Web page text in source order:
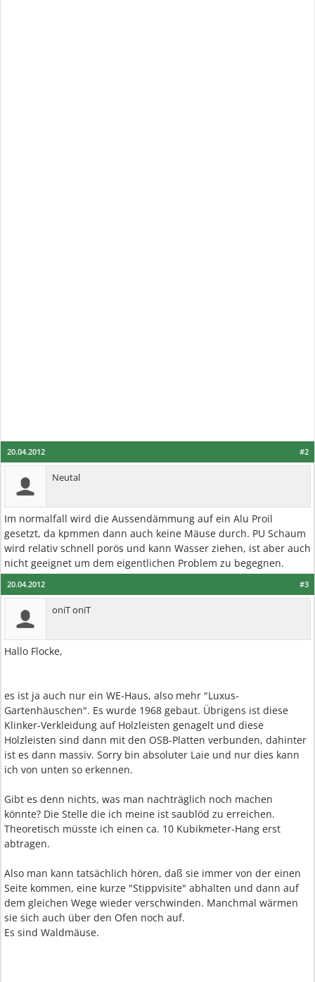
#2
20.04.2012
Neutal
Im normalfall wird die Aussendämmung auf ein Alu Proil
gesetzt, da kpmmen dann auch keine Mäuse durch. PU Schaum
wird relativ schnell porös und kann Wasser ziehen, ist aber auch
nicht geeignet um dem eigentlichen Problem zu begegnen.
#3
20.04.2012
oniT oniT
Hallo Flocke,
es ist ja auch nur ein WE-Haus, also mehr "Luxus-
Gartenhäuschen". Es wurde 1968 gebaut. Übrigens ist diese
Klinker-Verkleidung auf Holzleisten genagelt und diese
Holzleisten sind dann mit den OSB-Platten verbunden, dahinter
ist es dann massiv. Sorry bin absoluter Laie und nur dies kann
ich von unten so erkennen.
Gibt es denn nichts, was man nachträglich noch machen
könnte? Die Stelle die ich meine ist saublöd zu erreichen.
Theoretisch müsste ich einen ca. 10 Kubikmeter-Hang erst
abtragen.
Also man kann tatsächlich hören, daß sie immer von der einen
Seite kommen, eine kurze "Stippvisite" abhalten und dann auf
dem gleichen Wege wieder verschwinden. Manchmal wärmen
sie sich auch über den Ofen noch auf.
Es sind Waldmäuse.